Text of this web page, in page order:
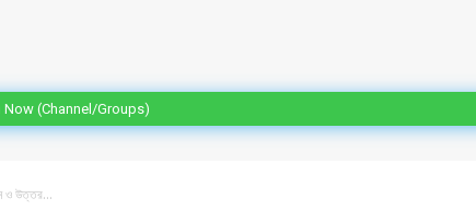
Now (Channel/Groups)
ও উত্তর...